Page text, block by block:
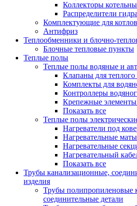
Коллекторы
Распределители
Комплектующие для котлов
Антифриз
Теплообменники и блочно-
Блочные тепловые пункты
Теплые полы
Теплые полы водяные и
Клапаны для теплого
Комплекты для
Контроллеры
Крепежные элементы
Показать все
Теплые полы
Нагреватели под
Нагревательные
Нагревательные
Нагревательный
Показать все
Трубы канализационные,
изделия
Трубы полипропиленовые
соединительные детали